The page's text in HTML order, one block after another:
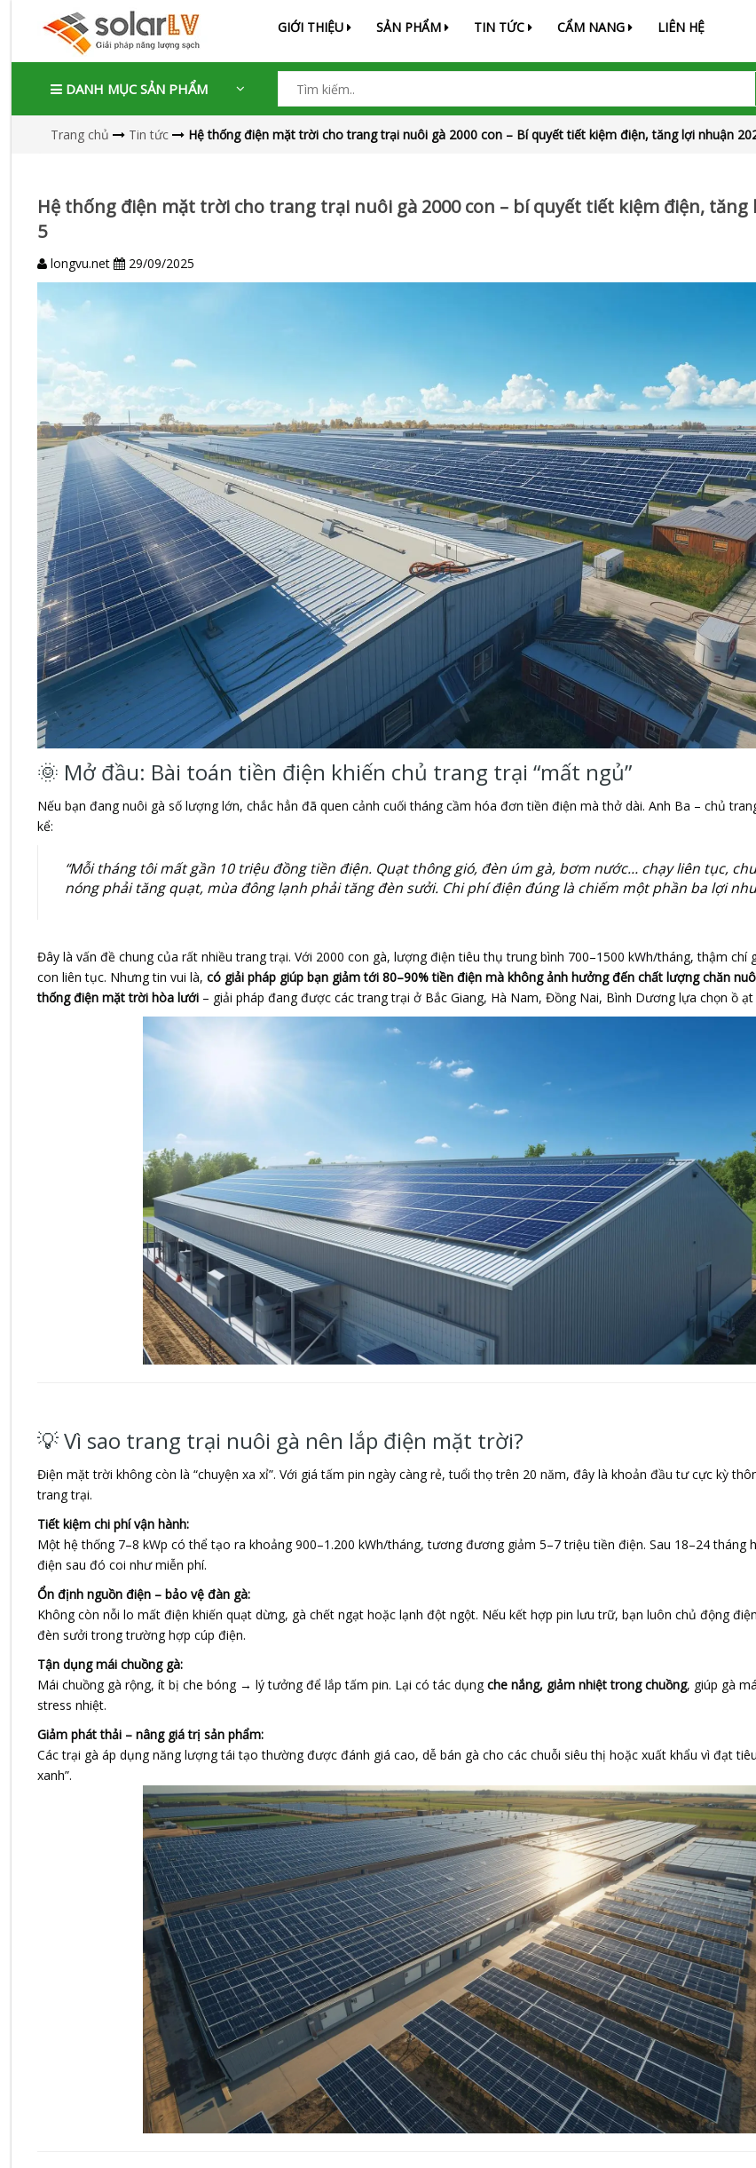
GIỚI THIỆU SẢN PHẨM TIN TỨC CẨM NANG LIÊN HỆ
DANH MỤC SẢN PHẨM
Trang chủ Tin tức Hệ thống điện mặt trời cho trang trại nuôi gà 2000 con – Bí quyết tiết kiệm điện, tăng lợi nhuận
Hệ thống điện mặt trời cho trang trại nuôi gà 2000 con – bí quyết tiết kiệm điện, tăng
5
longvu.net 29/09/2025
🌞 Mở đầu: Bài toán tiền điện khiến chủ trang trại “mất ngủ”
Nếu bạn đang nuôi gà số lượng lớn, chắc hẳn đã quen cảnh cuối tháng cầm hóa đơn tiền điện mà thở dài. Anh Ba – chủ
kể:
“Mỗi tháng tôi mất gần 10 triệu đồng tiền điện. Quạt thông gió, đèn úm gà, bơm nước… chạy liên tục,
nóng phải tăng quạt, mùa đông lạnh phải tăng đèn sưởi. Chi phí điện đúng là chiếm một phần ba lợi
Đây là vấn đề chung của rất nhiều trang trại. Với 2000 con gà, lượng điện tiêu thụ trung bình 700–1500 kWh/tháng, thậm chí
con liên tục. Nhưng tin vui là, có giải pháp giúp bạn giảm tới 80–90% tiền điện mà không ảnh hưởng đến chất lượng chăn
thống điện mặt trời hòa lưới– giải pháp đang được các trang trại ở Bắc Giang, Hà Nam, Đồng Nai, Bình Dương lựa chọn ồ
💡 Vì sao trang trại nuôi gà nên lắp điện mặt trời?
Điện mặt trời không còn là “chuyện xa xỉ”. Với giá tấm pin ngày càng rẻ, tuổi thọ trên 20 năm, đây là khoản đầu tư cực kỳ
trang trại.
Tiết kiệm chi phí vận hành:
Một hệ thống 7–8 kWp có thể tạo ra khoảng 900–1.200 kWh/tháng, tương đương giảm 5–7 triệu tiền điện. Sau 18–24 tháng
điện sau đó coi như miễn phí.
Ổn định nguồn điện – bảo vệ đàn gà:
Không còn nỗi lo mất điện khiến quạt dừng, gà chết ngạt hoặc lạnh đột ngột. Nếu kết hợp pin lưu trữ, bạn luôn chủ động
đèn sưởi trong trường hợp cúp điện.
Tận dụng mái chuồng gà:
Mái chuồng gà rộng, ít bị che bóng → lý tưởng để lắp tấm pin. Lại có tác dụngche nắng, giảm nhiệt trong chuồng, giúp gà
stress nhiệt.
Giảm phát thải – nâng giá trị sản phẩm:
Các trại gà áp dụng năng lượng tái tạo thường được đánh giá cao, dễ bán gà cho các chuỗi siêu thị hoặc xuất khẩu vì đạt
xanh”.